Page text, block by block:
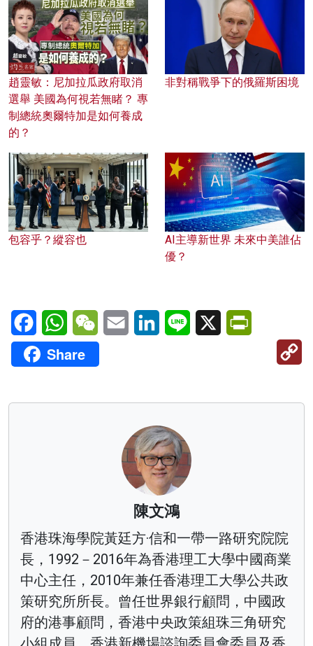
趙靈敏：尼加拉瓜政府取消
選舉 美國為何視若無睹？ 專
制總統奧爾特加是如何養成
的？
非對稱戰爭下的俄羅斯困境
包容乎？縱容也
AI主導新世界 未來中美誰佔
優？
FacebookWhatsAppWeChatEmail LinkedInLine X
Share
陳文鴻
香港珠海學院黃廷方·信和一帶一路研究院院
長，1992－2016年為香港理工大學中國商業
中心主任，2010年兼任香港理工大學公共政
策研究所所長。曾任世界銀行顧問，中國政
府的港事顧問，香港中央政策組珠三角研究